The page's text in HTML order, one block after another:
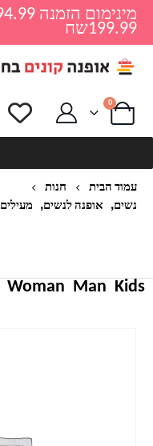
199.99שח
0
עמוד הבית
חנות
נשים, אופנה לנשים,
Kids
Man
Woman